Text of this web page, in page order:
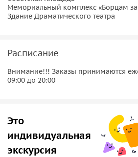
Во время экскурсии музеи не
туристы могут посетить Софийский
Мемориальный комплекс «Борцам за
Здание Драматического театра
Расписание
Внимание!!! Заказы принимаются
09:00 до 20:00
Это
индивидуальная
экскурсия